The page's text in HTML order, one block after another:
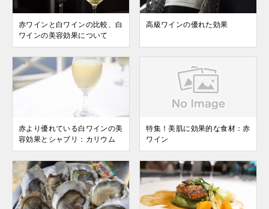
赤ワインと白ワインの比較、白
ワインの美容効果について
高級ワインの優れた効果
赤より優れている白ワインの美
容効果とシャブリ：カリウム
特集！美肌に効果的な食材：赤
ワイン